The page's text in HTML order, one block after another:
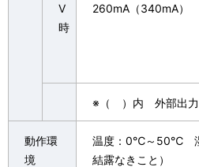
V
時
260mA（340mA）
※（ ）内 外部出
動作環
境
温度：0℃～50℃ 湿
結露なきこと）